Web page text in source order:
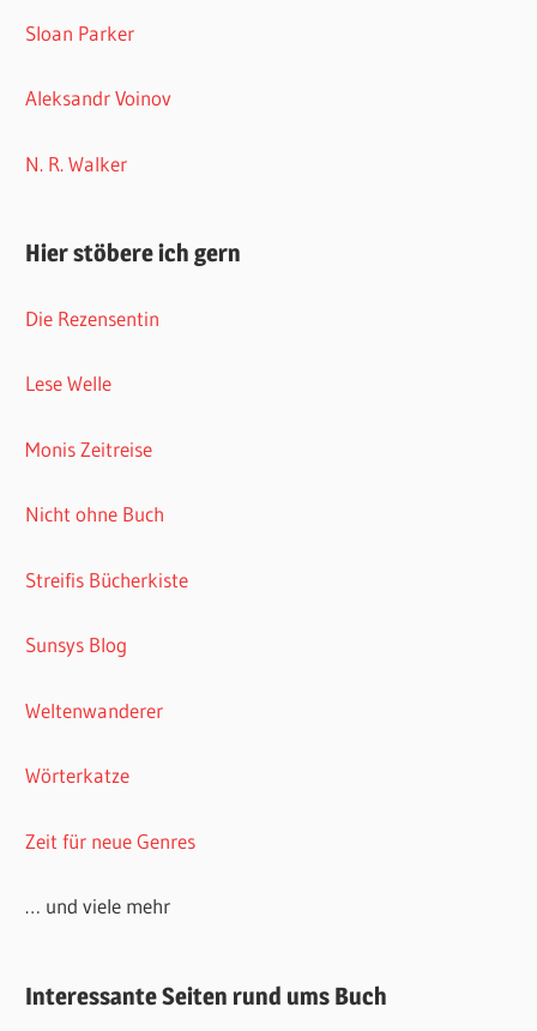
Sloan Parker
Aleksandr Voinov
N. R. Walker
Hier stöbere ich gern
Die Rezensentin
Lese Welle
Monis Zeitreise
Nicht ohne Buch
Streifis Bücherkiste
Sunsys Blog
Weltenwanderer
Wörterkatze
Zeit für neue Genres
… und viele mehr
Interessante Seiten rund ums Buch